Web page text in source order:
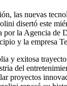
las nuevas
disertó este
por la Agencia de
y la empresa
y exitosa
del
proyectos